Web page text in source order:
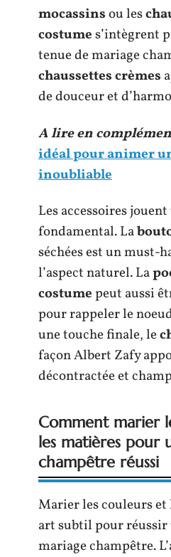
mocassinsou les
costumes’intègrent
tenue de mariage
chaussettes crèmes
de douceur et
A lire en
idéal pour animer
inoubliable
Les accessoires
fondamental. La
séchées est un must-
l’aspect naturel. La
costumepeut aussi
pour rappeler le
une touche finale, le
façon Albert Zafy
décontractée et
Comment marier
les matières pour
champêtre réussi
Marier les couleurs et
art subtil pour réussir
mariage champêtre.